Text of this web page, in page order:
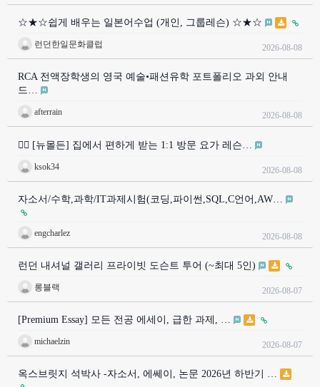
☆★☆쉽게 배우는 일본어수업 (개인, 그룹레슨) ☆★☆
런던한일문화클럽 2026-08-08
RCA 전액장학생의 영국 예술•패션유학 포트폴리오 과외 안내
드…
afterrain 2026-08-08
🧘‍♀️ [뉴몰든] 집에서 편하게 받는 1:1 방문 요가 레슨…
ksok34 2026-08-08
자소서/수학,과학/IT과제시험(코딩,파이썬,SQL,C언어,AW…
engcharlez 2026-08-08
런던 내셔널 갤러리 프라이빗 도슨트 투어 (~최대 5인)
롱블랙 2026-08-07
[Premium Essay] 모든 전공 에세이, 급한 과제, …
michaelzin 2026-08-07
옥스브릿지 석박사 -자소서, 에쎄이, 논문 2026년 하반기 …